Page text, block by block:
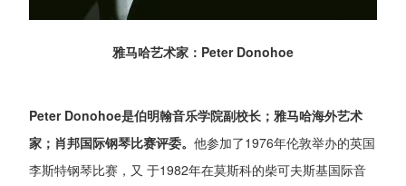
雅马哈艺术家：Peter Donohoe
Peter Donohoe是伯明翰音乐学院副校长；雅马哈海外艺术
家；肖邦国际钢琴比赛评委。 他参加了1976年伦敦举办的英国
李斯特钢琴比赛，又 于1982年在莫斯科的柴可夫斯基国际音